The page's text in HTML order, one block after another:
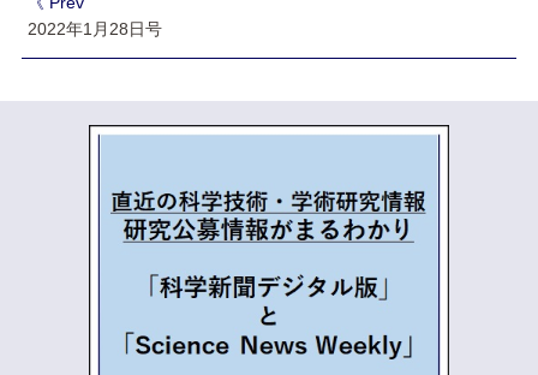
2022年1月28日号